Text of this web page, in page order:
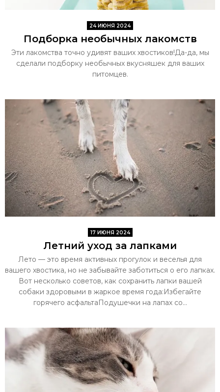
24 ИЮНЯ 2024
Подборка необычных лакомств
Эти лакомства точно удивят ваших хвостиков!Да-да, мы
сделали подборку необычных вкусняшек для ваших
питомцев.
17 ИЮНЯ 2024
Летний уход за лапками
Лето — это время активных прогулок и веселья для
вашего хвостика, но не забывайте заботиться о его лапках.
Вот несколько советов, как сохранить лапки вашей
собаки здоровыми в жаркое время года:Избегайте
горячего асфальтаПодушечки на лапах со...